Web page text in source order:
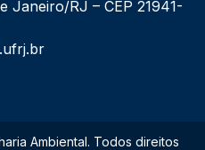
Janeiro/RJ – CEP 21941-
Ambiental. Todos direitos